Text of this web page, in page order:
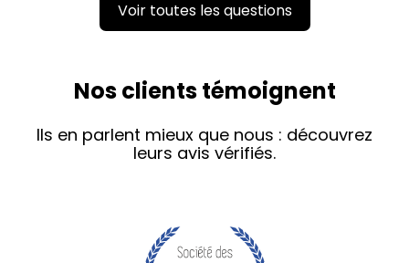
Voir toutes les questions
Nos clients témoignent
Ils en parlent mieux que nous : découvrez
leurs avis vérifiés.